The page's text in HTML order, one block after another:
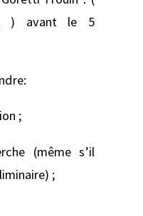
) avant le 5
;
(même s’il
;